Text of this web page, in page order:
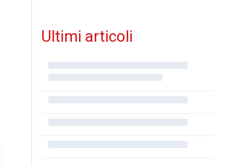
Ultimi articoli